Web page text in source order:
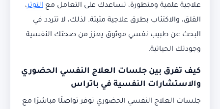
علاجية علمية ومتطورة، تساعدك على التعامل مع التوتر،
القلق، والاكتئاب بطرق علاجية مثبتة. لذلك، لا تتردد في
البحث عن طبيب نفسي موثوق يعزز من صحتك النفسية
وجودتك الحياتية.
كيف تفرق بين جلسات العلاج النفسي الحضوري
والاستشارات النفسية في باتراس
جلسات العلاج النفسي الحضوري توفر تواصلًا مباشرًا مع